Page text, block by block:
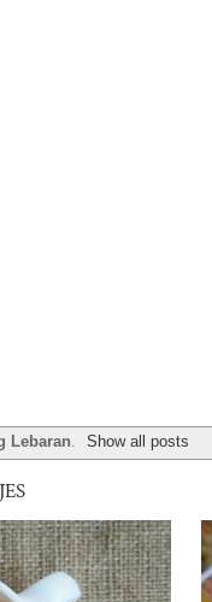
Lebaran. Show all posts